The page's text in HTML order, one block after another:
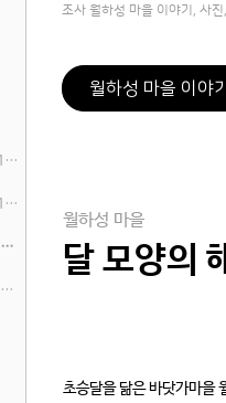
충청남도 부여군 은산면 은산1리 민속지
충청남도 부여군 은산면 은산1리 살림살이
충청남도 서천군 서면 월호리 월하성마을 민속지
충청남도 서천군 서면 월호리 월하성마을 살림살이
조사 월하성 마을 이야기, 사
월하성 마을 이야기
월하성 마을
달 모양의
초승달을 닮은 바닷가마을